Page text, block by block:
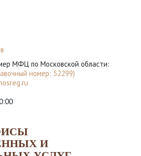
МФЦ по Московской области:
номер: 52299)
И